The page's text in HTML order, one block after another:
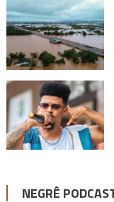
NEGRÊ